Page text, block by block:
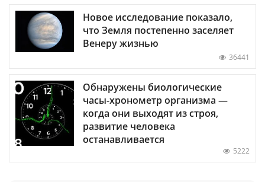
Новое исследование показало,
что Земля постепенно заселяет
Венеру жизнью
36441
Обнаружены биологические
часы-хронометр организма —
когда они выходят из строя,
развитие человека
останавливается
5222